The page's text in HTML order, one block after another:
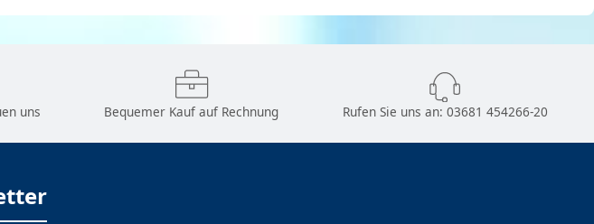
uns Bequemer Kauf auf Rechnung Rufen Sie uns an: 03681 454266-20